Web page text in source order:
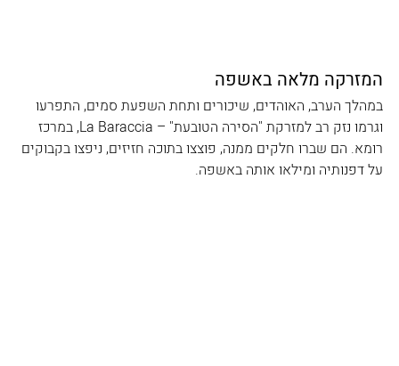
המזרקה מלאה באשפה
במהלך הערב, האוהדים, שיכורים ותחת השפעת סמים, התפרעו
וגרמו נזק רב למזרקת "הסירה הטובעת" – La Baraccia, במרכז
רומא. הם שברו חלקים ממנה, פוצצו בתוכה חזיזים, ניפצו בקבוקים
על דפנותיה ומילאו אותה באשפה.